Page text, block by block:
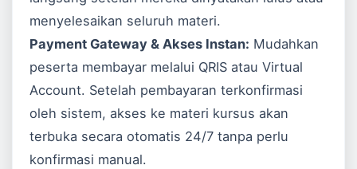
menyelesaikan seluruh materi.
Payment Gateway & Akses Instan: Mudahkan
peserta membayar melalui QRIS atau Virtual
Account. Setelah pembayaran terkonfirmasi
oleh sistem, akses ke materi kursus akan
terbuka secara otomatis 24/7 tanpa perlu
konfirmasi manual.